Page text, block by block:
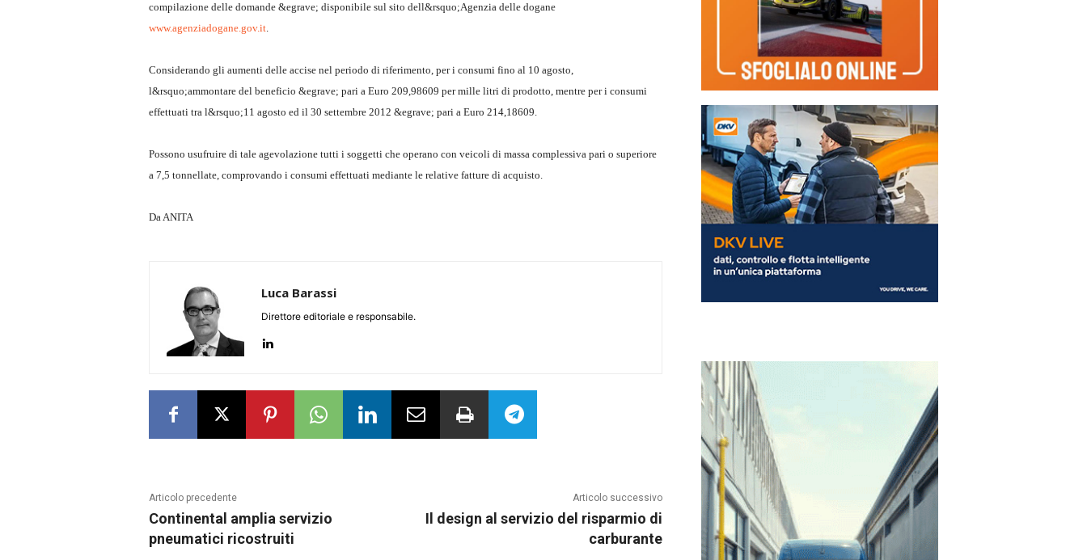
compilazione delle domande &egrave; disponibile sul sito dell&rsquo;Agenzia delle dogane
www.agenziadogane.gov.it.
Considerando gli aumenti delle accise nel periodo di riferimento, per i consumi fino al 10 agosto,
l&rsquo;ammontare del beneficio &egrave; pari a Euro 209,98609 per mille litri di prodotto, mentre per i consumi
effettuati tra l&rsquo;11 agosto ed il 30 settembre 2012 &egrave; pari a Euro 214,18609.
Possono usufruire di tale agevolazione tutti i soggetti che operano con veicoli di massa complessiva pari o superiore
a 7,5 tonnellate, comprovando i consumi effettuati mediante le relative fatture di acquisto.
Da ANITA
Luca Barassi
Direttore editoriale e responsabile.
Articolo precedente
Continental amplia servizio
pneumatici ricostruiti
Articolo successivo
Il design al servizio del risparmio di
carburante